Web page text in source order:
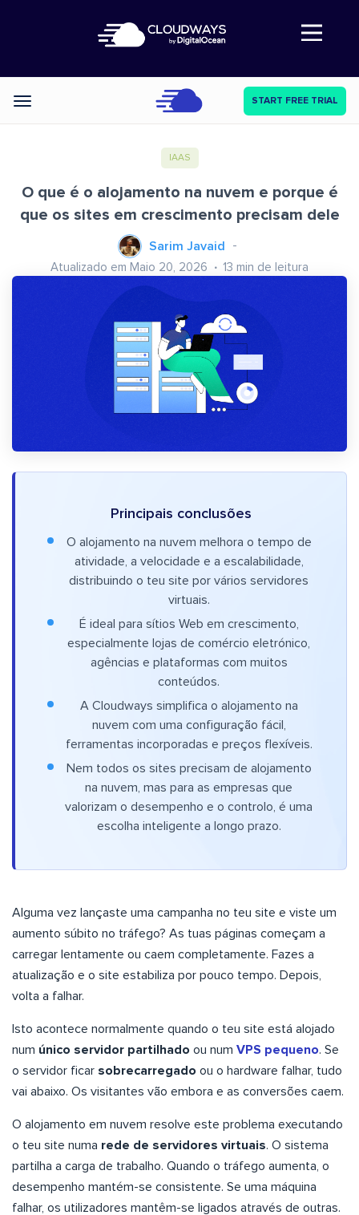
Abre a navegação
Categories START FREE TRIAL
IAAS
O que é o alojamento na nuvem e porque é
que os sites em crescimento precisam dele
Sarim Javaid
Atualizado em Maio 20, 2026 13 min de leitura
Principais conclusões
O alojamento na nuvem melhora o tempo de
atividade, a velocidade e a escalabilidade,
distribuindo o teu site por vários servidores
virtuais.
É ideal para sítios Web em crescimento,
especialmente lojas de comércio eletrónico,
agências e plataformas com muitos
conteúdos.
A Cloudways simplifica o alojamento na
nuvem com uma configuração fácil,
ferramentas incorporadas e preços flexíveis.
Nem todos os sites precisam de alojamento
na nuvem, mas para as empresas que
valorizam o desempenho e o controlo, é uma
escolha inteligente a longo prazo.
Alguma vez lançaste uma campanha no teu site e viste um
aumento súbito no tráfego? As tuas páginas começam a
carregar lentamente ou caem completamente. Fazes a
atualização e o site estabiliza por pouco tempo. Depois,
volta a falhar.
Isto acontece normalmente quando o teu site está alojado
num único servidor partilhado ou num VPS pequeno. Se
o servidor ficar sobrecarregado ou o hardware falhar, tudo
vai abaixo. Os visitantes vão embora e as conversões caem.
O alojamento em nuvem resolve este problema executando
o teu site numa rede de servidores virtuais. O sistema
partilha a carga de trabalho. Quando o tráfego aumenta, o
desempenho mantém-se consistente. Se uma máquina
falhar, os utilizadores mantêm-se ligados através de outras.